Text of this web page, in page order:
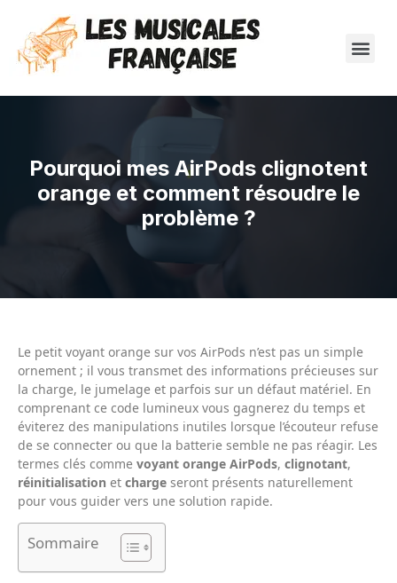
Pourquoi mes AirPods clignotent
orange et comment résoudre le
problème ?
Le petit voyant orange sur vos AirPods n’est pas un simple
ornement ; il vous transmet des informations précieuses sur
la charge, le jumelage et parfois sur un défaut matériel. En
comprenant ce code lumineux vous gagnerez du temps et
éviterez des manipulations inutiles lorsque l’écouteur refuse
de se connecter ou que la batterie semble ne pas réagir. Les
termes clés comme voyant orange AirPods, clignotant,
réinitialisation et charge seront présents naturellement
pour vous guider vers une solution rapide.
Sommaire